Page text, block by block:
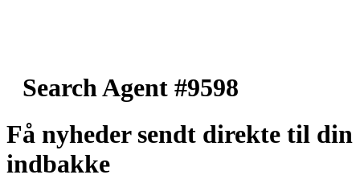
Search Agent #9598
Få nyheder sendt direkte til din
indbakke